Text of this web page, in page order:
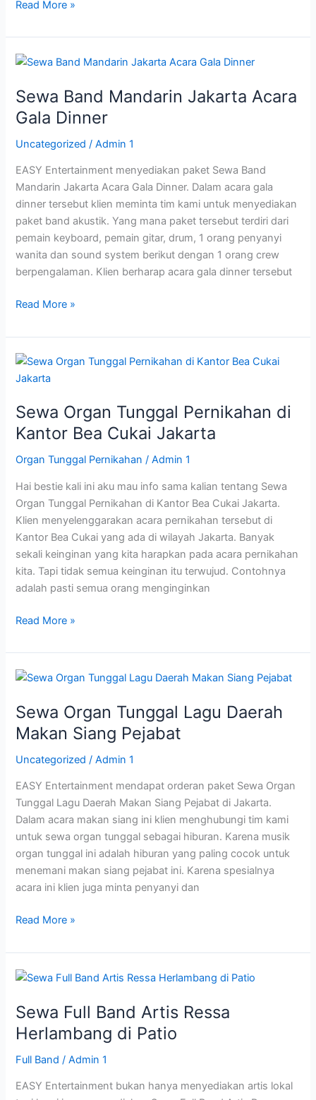
Read More »
Sewa Band Mandarin Jakarta Acara
Gala Dinner
Uncategorized /Admin 1
EASY Entertainment menyediakan paket Sewa Band
Mandarin Jakarta Acara Gala Dinner. Dalam acara gala
dinner tersebut klien meminta tim kami untuk menyediakan
paket band akustik. Yang mana paket tersebut terdiri dari
pemain keyboard, pemain gitar, drum, 1 orang penyanyi
wanita dan sound system berikut dengan 1 orang crew
berpengalaman. Klien berharap acara gala dinner tersebut
Sewa
Mandarin
Jakarta
Acara
Gala
Read More »
Sewa Organ Tunggal Pernikahan di
Kantor Bea Cukai Jakarta
Organ Tunggal Pernikahan /Admin 1
Hai bestie kali ini aku mau info sama kalian tentang Sewa
Organ Tunggal Pernikahan di Kantor Bea Cukai Jakarta.
Klien menyelenggarakan acara pernikahan tersebut di
Kantor Bea Cukai yang ada di wilayah Jakarta. Banyak
sekali keinginan yang kita harapkan pada acara pernikahan
kita. Tapi tidak semua keinginan itu terwujud. Contohnya
adalah pasti semua orang menginginkan
Sewa
Organ
Pernikahan
di
Bea
Read More »
Sewa Organ Tunggal Lagu Daerah
Makan Siang Pejabat
Uncategorized /Admin 1
EASY Entertainment mendapat orderan paket Sewa Organ
Tunggal Lagu Daerah Makan Siang Pejabat di Jakarta.
Dalam acara makan siang ini klien menghubungi tim kami
untuk sewa organ tunggal sebagai hiburan. Karena musik
organ tunggal ini adalah hiburan yang paling cocok untuk
menemani makan siang pejabat ini. Karena spesialnya
acara ini klien juga minta penyanyi dan
Sewa
Tunggal
Lagu
Daerah
Makan
Read More »
Sewa Full Band Artis Ressa
Herlambang di Patio
Full Band /Admin 1
EASY Entertainment bukan hanya menyediakan artis lokal
Sewa
Band
Artis
Ressa
Herlambang